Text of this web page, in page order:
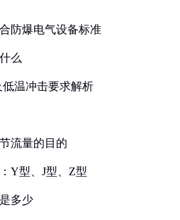
防爆电气设备标准
么
低温冲击要求解析
流量的目的
Y型、J型、Z型
多少